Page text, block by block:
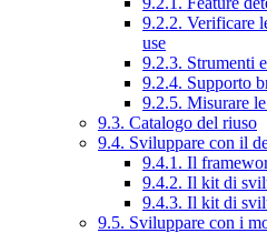
9.2.2. Verificare
use
9.2.3. Strumenti
9.2.4. Supporto
9.2.5. Misurare
9.3. Catalogo del riuso
9.4. Sviluppare con il
9.4.1. Il
9.4.2. Il kit di
9.4.3. Il kit di
9.5. Sviluppare con i